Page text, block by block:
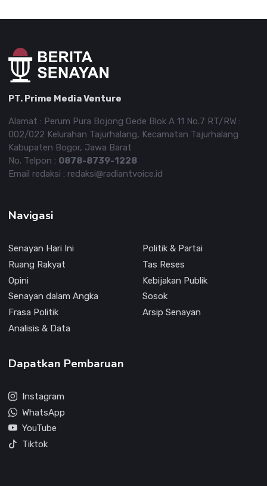
PT. Prime Media Venture
Alamat : Perum Pura Bojong Gede Blok A 11 No.7 RT/RW :
002/022 Kelurahan Tajurhalang, Kecamatan Tajurhalang
Kabupaten Bogor, Jawa Barat
No. Telpon : 0878-8739-1228
Email redaksi : redaksi@radiantvoice.id
Navigasi
Senayan Hari Ini
Politik & Partai
Ruang Rakyat
Tas Reses
Opini
Kebijakan Publik
Senayan dalam Angka
Sosok
Frasa Politik
Arsip Senayan
Analisis & Data
Dapatkan Pembaruan
Instagram
WhatsApp
YouTube
Tiktok